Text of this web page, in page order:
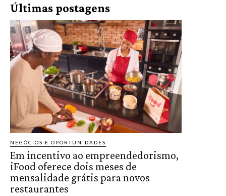
Últimas postagens
NEGÓCIOS E OPORTUNIDADES
Em incentivo ao empreendedorismo,
iFood oferece dois meses de
mensalidade grátis para novos
restaurantes